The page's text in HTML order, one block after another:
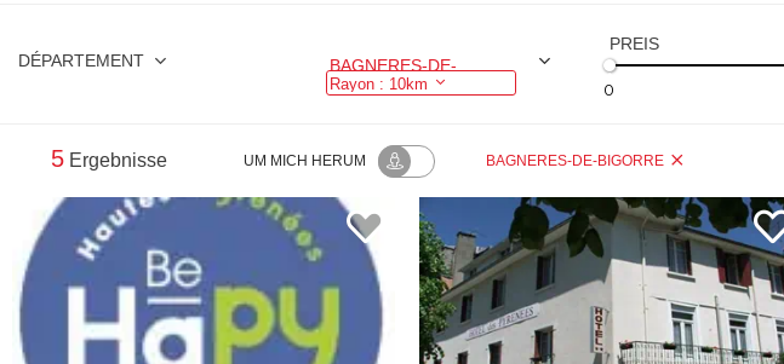
DÉPARTEMENT BAGNERES-DE-BIGORRE
Rayon : 10km
PREIS
0
5 Ergebnisse UM MICH HERUM BAGNERES-DE-BIGORRE